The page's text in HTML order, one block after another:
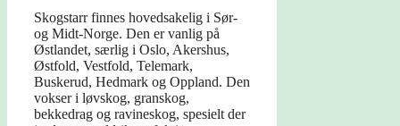
Skogstarr finnes hovedsakelig i Sør-
og Midt-Norge. Den er vanlig på
Østlandet, særlig i Oslo, Akershus,
Østfold, Vestfold, Telemark,
Buskerud, Hedmark og Oppland. Den
vokser i løvskog, granskog,
bekkedrag og ravineskog, spesielt der